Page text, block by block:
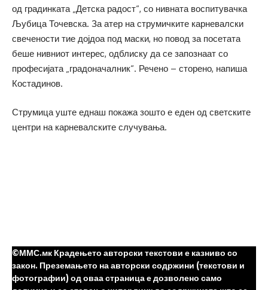
од градинката „Детска радост“, со нивната воспитувачка
Љубица Точевска. За атер на струмичките карневалски
свечености тие дојдоа под маски, но повод за посетата
беше нивниот интерес, одблиску да се запознаат со
професијата „градоначалник“. Речено – сторено, напиша
Костадинов.
Струмица уште еднаш покажа зошто е еден од светските
центри на карневалските случувања.
©ММС.мк Крадењето авторски текстови е казниво со
закон. Преземањето на авторски содржини (текстови и
фотографии) од оваа страница е дозволено само